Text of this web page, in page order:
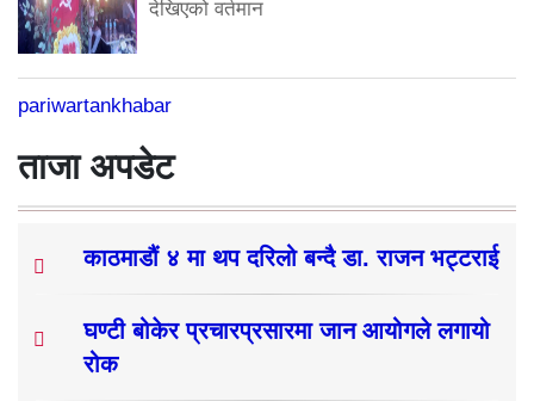
देखिएको वर्तमान
pariwartankhabar
ताजा अपडेट
काठमाडौं ४ मा थप दरिलो बन्दै डा. राजन भट्टराई
घण्टी बोकेर प्रचारप्रसारमा जान आयोगले लगायो
रोक